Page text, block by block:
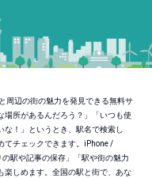
周辺の街の魅力を発見できる無料サ
場所があるんだろう？」「いつも使
な！」というとき、駅名で検索し
てチェックできます。iPhone /
駅や記事の保存」「駅や街の魅力
楽しめます。全国の駅と街で、あな